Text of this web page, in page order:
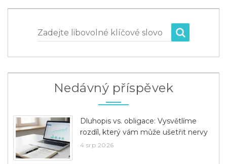
Zadejte libovolné klíčové slovo
Nedávný příspěvek
Dluhopis vs. obligace: Vysvětlíme
rozdíl, který vám může ušetřit nervy
4 srp 2026